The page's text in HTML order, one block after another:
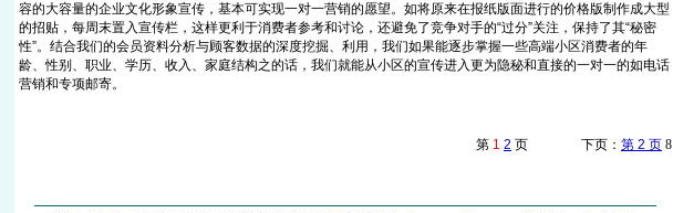
容的大容量的企业文化形象宣传，基本可实现一对一营销的愿望。如将原来在报纸版面进行的价格版制作成大型
的招贴，每周末置入宣传栏，这样更利于消费者参考和讨论，还避免了竞争对手的“过分”关注，保持了其“秘密
性”。结合我们的会员资料分析与顾客数据的深度挖掘、利用，我们如果能逐步掌握一些高端小区消费者的年
龄、性别、职业、学历、收入、家庭结构之的话，我们就能从小区的宣传进入更为隐秘和直接的一对一的如电话
营销和专项邮寄。
第 1 2 页 下页： 第 2 页 8